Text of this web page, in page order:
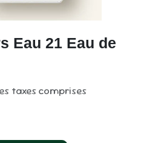
Eau 21 Eau de
taxes comprises